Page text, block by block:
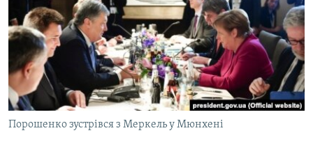
ВСЕ ЗА ДЕНЬ
СПЕЦПРОЕКТИ
ДЕПОРТАЦІЯ
ВІДЕОУРОКИ «ELIFBE»
СВІДЧЕННЯ ОКУПАЦІЇ
УКРАЇНСЬКА ПРОБЛЕМА КРИМУ
ЯК ОБІЙТИ БЛОКУВАННЯ
Русский
Qırımtatar
Порошенко зустрівся з Меркель у Мюнхені